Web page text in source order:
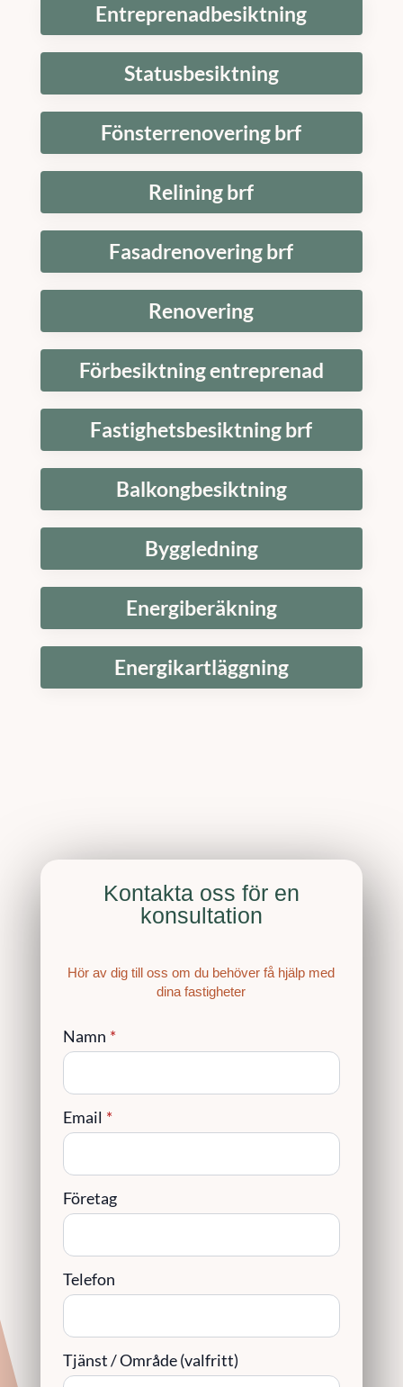
Entreprenadbesiktning
Statusbesiktning
Fönsterrenovering brf
Relining brf
Fasadrenovering brf
Renovering
Förbesiktning entreprenad
Fastighetsbesiktning brf
Balkongbesiktning
Byggledning
Energiberäkning
Energikartläggning
Kontakta oss för en
konsultation
Hör av dig till oss om du behöver få hjälp med
dina fastigheter
Namn *
Email *
Företag
Telefon
Tjänst / Område (valfritt)